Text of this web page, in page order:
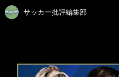
サッカー批評編集部